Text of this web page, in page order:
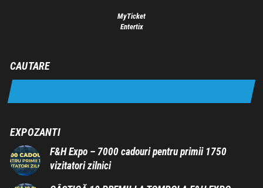
MyTicket
Entertix
CAUTARE
EXPOZANTI
F&H Expo – 7000 cadouri pentru primii 1750
vizitatori zilnici